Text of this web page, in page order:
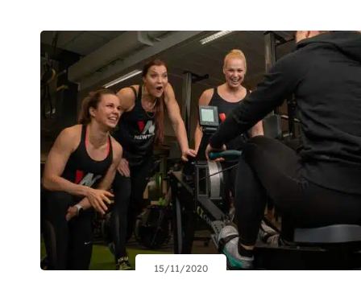
15/11/2020